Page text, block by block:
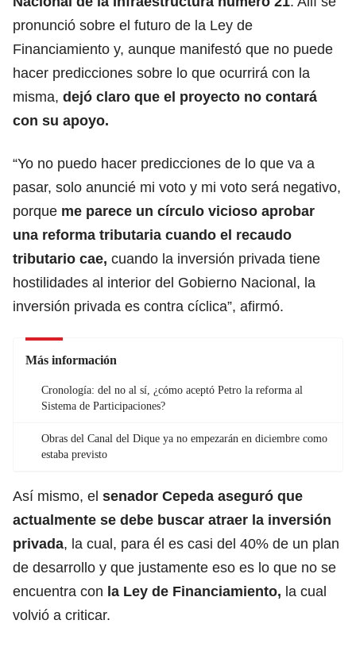
pronunció sobre el futuro de la Ley de
Financiamiento y, aunque manifestó que no puede
hacer predicciones sobre lo que ocurrirá con la
misma, dejó claro que el proyecto no contará
con su apoyo.
“Yo no puedo hacer predicciones de lo que va a
pasar, solo anuncié mi voto y mi voto será negativo,
porque me parece un círculo vicioso aprobar
una reforma tributaria cuando el recaudo
tributario cae, cuando la inversión privada tiene
hostilidades al interior del Gobierno Nacional, la
inversión privada es contra cíclica”, afirmó.
Más información
Cronología: del no al sí, ¿cómo aceptó Petro la reforma al
Sistema de Participaciones?
Obras del Canal del Dique ya no empezarán en diciembre como
estaba previsto
Así mismo, el senador Cepeda aseguró que
actualmente se debe buscar atraer la inversión
privada, la cual, para él es casi del 40% de un plan
de desarrollo y que justamente eso es lo que no se
encuentra con la Ley de Financiamiento, la cual
volvió a criticar.